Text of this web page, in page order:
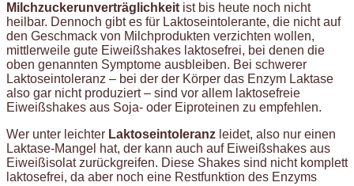
Milchzuckerunverträglichkeit ist bis heute noch nicht
heilbar. Dennoch gibt es für Laktoseintolerante, die nicht auf
den Geschmack von Milchprodukten verzichten wollen,
mittlerweile gute Eiweißshakes laktosefrei, bei denen die
oben genannten Symptome ausbleiben. Bei schwerer
Laktoseintoleranz – bei der der Körper das Enzym Laktase
also gar nicht produziert – sind vor allem laktosefreie
Eiweißshakes aus Soja- oder Eiproteinen zu empfehlen.
Wer unter leichter Laktoseintoleranz leidet, also nur einen
Laktase-Mangel hat, der kann auch auf Eiweißshakes aus
Eiweißisolat zurückgreifen. Diese Shakes sind nicht komplett
laktosefrei, da aber noch eine Restfunktion des Enzyms